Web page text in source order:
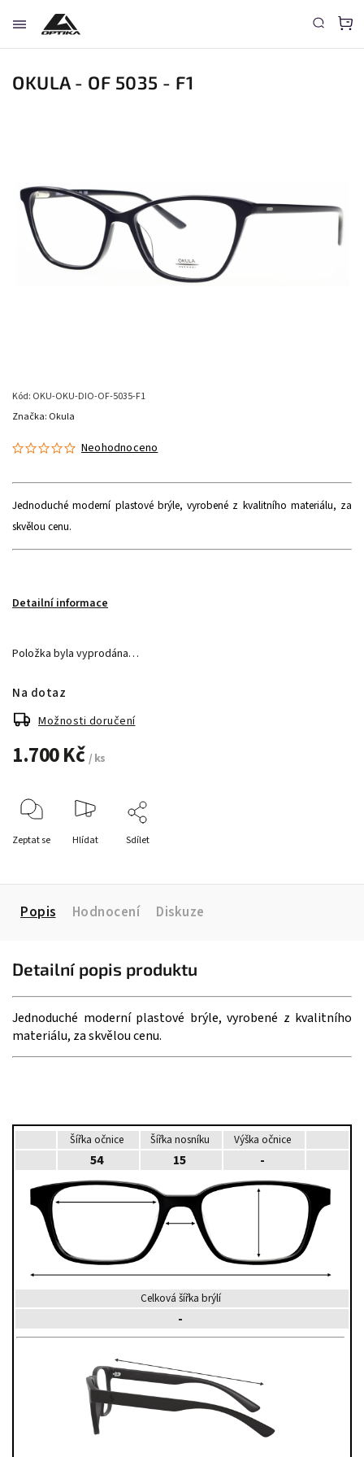
OKULA - OF 5035 - F1
Kód: OKU-OKU-DIO-OF-5035-F1
Neohodnoceno
Jednoduché moderní plastové brýle, vyrobené z kvalitního materiálu, za
skvělou cenu.
Detailní informace
Značka: Okula
Položka byla vyprodána…
1.700 Kč / ks
Na dotaz
Možnosti doručení
Zeptat se Hlídat Sdílet
Popis Hodnocení Diskuze
Detailní popis produktu
Jednoduché moderní plastové brýle, vyrobené z kvalitního
materiálu, za skvělou cenu.
Šířka očnice Šířka nosníku Výška očnice
54 15 -
Celková šířka brýlí
-